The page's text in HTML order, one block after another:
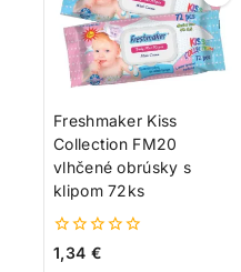
Freshmaker Kiss
Collection FM20
vlhčené obrúsky s
klipom 72ks
0
1,34 €